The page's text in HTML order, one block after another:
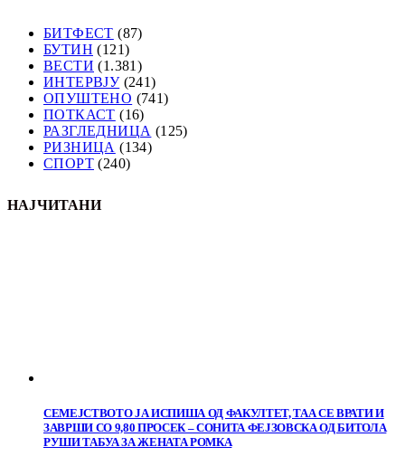
БИТФЕСТ (87)
БУТИН (121)
ВЕСТИ (1.381)
ИНТЕРВЈУ(241)
ОПУШТЕНО (741)
ПОТКАСТ (16)
РАЗГЛЕДНИЦА (125)
РИЗНИЦА (134)
СПОРТ (240)
НАЈЧИТАНИ
СЕМЕЈСТВОТО ЈА ИСПИША ОД ФАКУЛТЕТ, ТАА СЕ ВРАТИ И
ЗАВРШИ СО 9,80 ПРОСЕК – СОНИТА ФЕЈЗОВСКА ОД БИТОЛА
РУШИ ТАБУА ЗА ЖЕНАТА РОМКА